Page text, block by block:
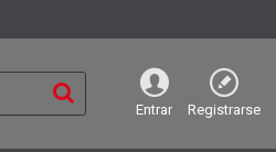
Entrar Registrarse